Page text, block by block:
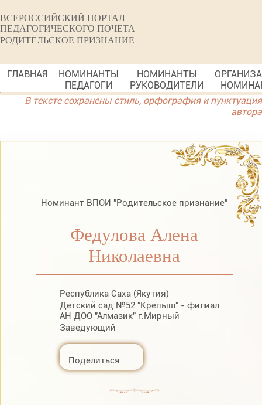
ВСЕРОССИЙСКИЙ ПОРТАЛ
ПЕДАГОГИЧЕСКОГО ПОЧЕТА
РОДИТЕЛЬСКОЕ ПРИЗНАНИЕ
ГЛАВНАЯ
НОМИНАНТЫ
ПЕДАГОГИ
НОМИНАНТЫ
РУКОВОДИТЕЛИ
В тексте сохранены стиль, орфография и пунктуация
автора
Номинант ВПОИ "Родительское признание"
Федулова Алена
Николаевна
Республика Саха (Якутия)
Детский сад №52 "Крепыш" - филиал
АН ДОО "Алмазик" г.Мирный
Заведующий
Поделиться